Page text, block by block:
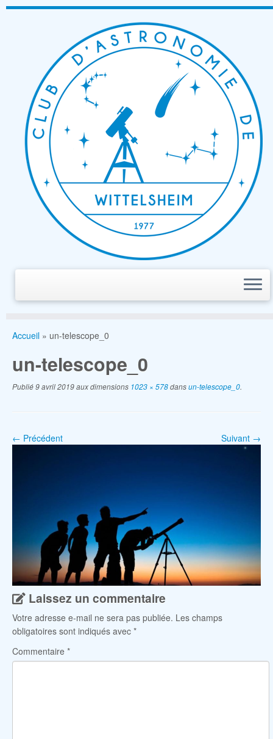
Passer
Accueil » un-telescope_0
un-telescope_0
Publié9 avril 2019aux dimensions 1023 × 578dansun-telescope_0.
← Précédent Suivant →
Laissez un commentaire
Votre adresse e-mail ne sera pas publiée. Les champs
obligatoires sont indiqués avec *
Commentaire *